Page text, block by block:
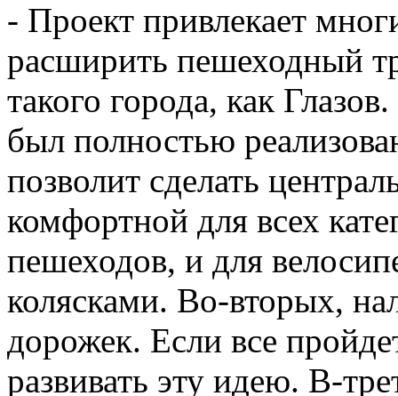
- Проект привлекает
расширить пешеходный
такого города, как
был полностью
позволит сделать
комфортной для всех
пешеходов, и для
колясками. Во-вторых,
дорожек. Если все
развивать эту идею. В-